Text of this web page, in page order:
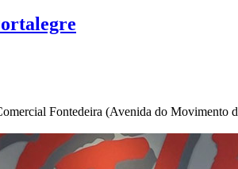
Fontedeira (Avenida do Movimento